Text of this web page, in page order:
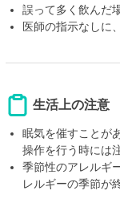
誤って多く飲んだ
医師の指示なしに
生活上の注意
眠気を催すことが
操作を行う時には
季節性のアレルギ
レルギーの季節が